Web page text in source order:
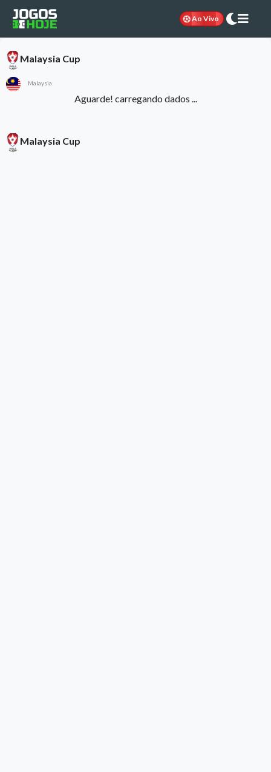
Ao Vivo
Malaysia Cup
Malaysia
Aguarde! carregando dados ...
Malaysia Cup